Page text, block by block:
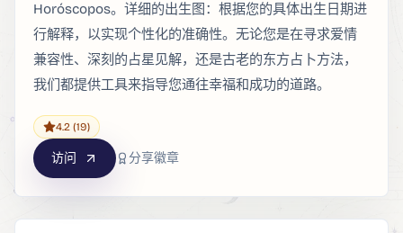
Horóscopos。详细的出生图：根据您的具体出生日期进
行解释，以实现个性化的准确性。无论您是在寻求爱情
兼容性、深刻的占星见解，还是古老的东方占卜方法，
我们都提供工具来指导您通往幸福和成功的道路。
4.2 (19)
访问 分享徽章